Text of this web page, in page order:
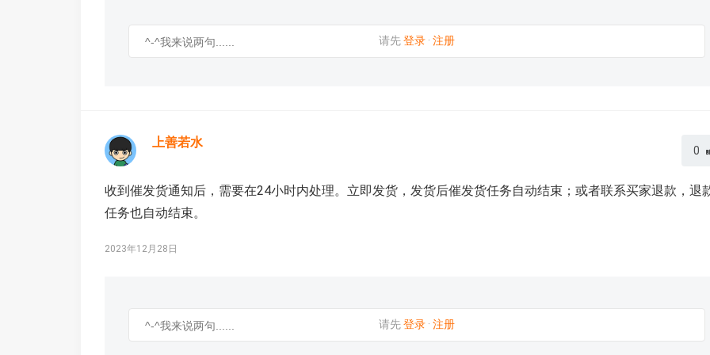
请先登录 · 注册
上善若水
0
收到催发货通知后，需要在24小时内处理。立即发货，发货后催发货任务自动结束；或者联系买家退款，退
任务也自动结束。
2023年12月28日
请先登录 · 注册